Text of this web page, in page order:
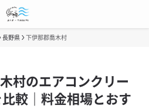
長野県 下伊那郡喬木村
村のエアコンクリー
較｜料金相場とおす